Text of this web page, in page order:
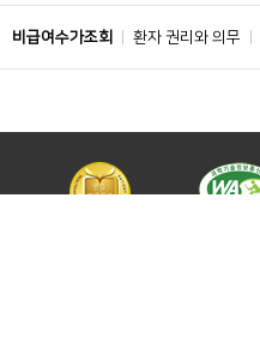
비급여수가조회 환자 권리와 의무